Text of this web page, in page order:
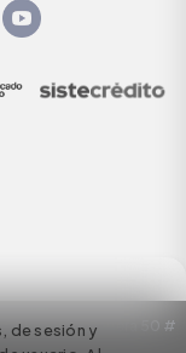
de sesión y
Dirección: Carrera 50 #